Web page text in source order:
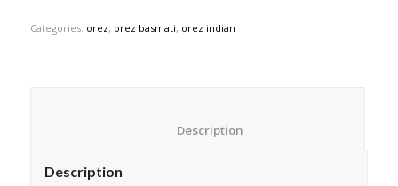
Categories: orez, orez basmati, orez indian
Description